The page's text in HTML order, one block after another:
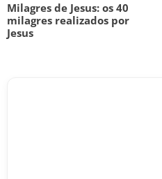
Milagres de Jesus: os 40
milagres realizados por
Jesus